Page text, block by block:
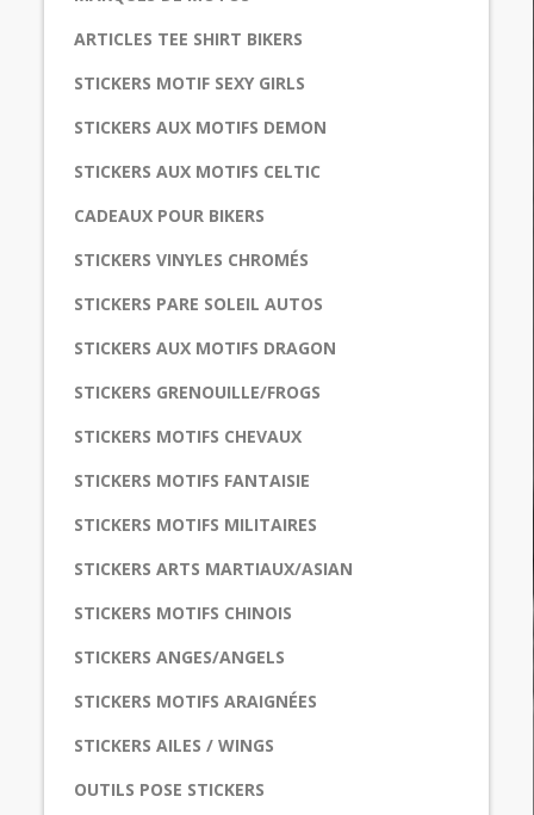
ARTICLES TEE SHIRT BIKERS
STICKERS MOTIF SEXY GIRLS
STICKERS AUX MOTIFS DEMON
STICKERS AUX MOTIFS CELTIC
CADEAUX POUR BIKERS
STICKERS VINYLES CHROMÉS
STICKERS PARE SOLEIL AUTOS
STICKERS AUX MOTIFS DRAGON
STICKERS GRENOUILLE/FROGS
STICKERS MOTIFS CHEVAUX
STICKERS MOTIFS FANTAISIE
STICKERS MOTIFS MILITAIRES
STICKERS ARTS MARTIAUX/ASIAN
STICKERS MOTIFS CHINOIS
STICKERS ANGES/ANGELS
STICKERS MOTIFS ARAIGNÉES
STICKERS AILES / WINGS
OUTILS POSE STICKERS